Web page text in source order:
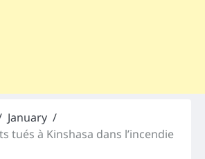
January
tués à Kinshasa dans l’incendie